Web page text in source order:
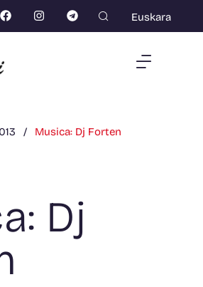
Euskara
/ Musica: Dj Forten
Dj